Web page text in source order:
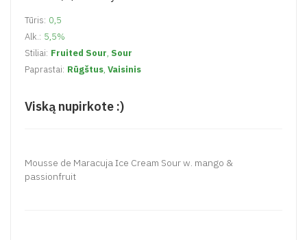
Tūris: 0,5
Alk.: 5,5%
Stiliai: Fruited Sour, Sour
Paprastai: Rūgštus, Vaisinis
Viską nupirkote :)
Mousse de Maracuja Ice Cream Sour w. mango &
passionfruit